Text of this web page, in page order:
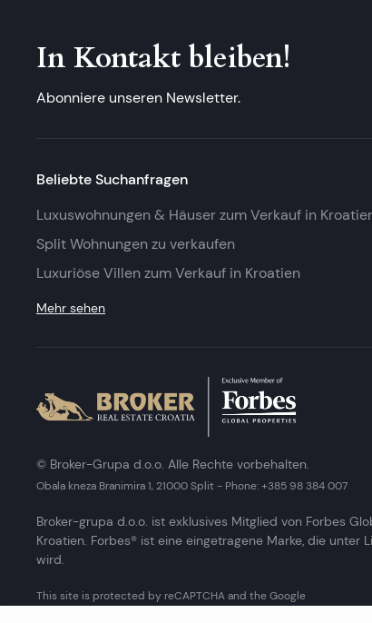
In Kontakt bleiben!
Abonniere unseren Newsletter.
Beliebte Suchanfragen
Luxuswohnungen & Häuser zum Verkauf in
Split Wohnungen zu verkaufen
Luxuriöse Villen zum Verkauf in Kroatien
Mehr sehen
© Broker-Grupa d.o.o. Alle Rechte vorbehalten.
Obala kneza Branimira 1, 21000 Split - Phone: +385 98 384 007
Broker-grupa d.o.o. ist exklusives Mitglied von Forbes
Kroatien. Forbes® ist eine eingetragene Marke, die unter
wird.
This site is protected by reCAPTCHA and the Google